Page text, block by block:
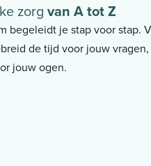
zorg van A tot Z
begeleidt je stap voor stap.
de tijd voor jouw
jouw ogen.